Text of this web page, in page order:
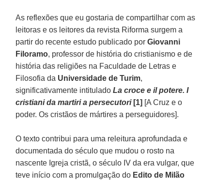
As reflexões que eu gostaria de compartilhar com as
leitoras e os leitores da revista Riforma surgem a
partir do recente estudo publicado porGiovanni
Filoramo, professor de história do cristianismo e de
história das religiões na Faculdade de Letras e
Filosofia da Universidade de Turim,
significativamente intituladoLa croce e il potere. I
cristiani da martiri a persecutori [1] [A Cruz e o
poder. Os cristãos de mártires a perseguidores].
O texto contribui para uma releitura aprofundada e
documentada do século que mudou o rosto na
nascente Igreja cristã, o século IV da era vulgar, que
teve início com a promulgação do Edito de Milão